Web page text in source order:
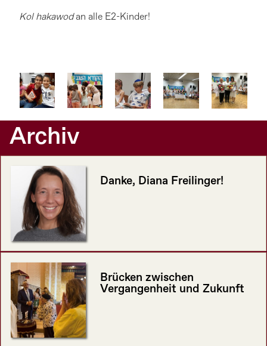
Kol hakawodan alle E2-Kinder!
Archiv
Danke, Diana Freilinger!
Brücken zwischen
Vergangenheit und Zukunft